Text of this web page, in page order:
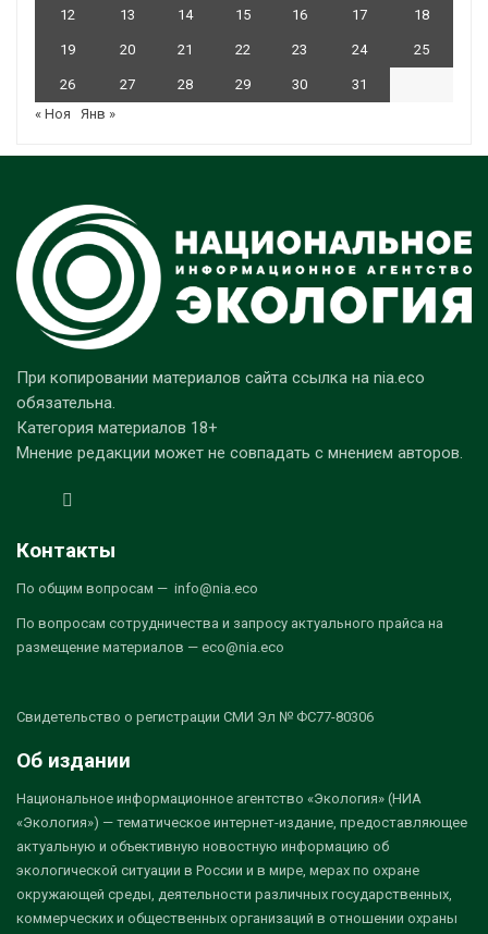
12 13 14 15 16 17 18
19 20 21 22 23 24 25
26 27 28 29 30
31
« Ноя
Янв »
При копировании материалов сайта ссылка на nia.eco
обязательна.
Категория материалов 18+
Мнение редакции может не совпадать с мнением авторов.
Контакты
По общим вопросам — info@nia.eco
По вопросам сотрудничества и запросу актуального прайса на
размещение материалов — eco@nia.eco
Свидетельство о регистрации СМИ Эл № ФС77-80306
Об издании
Национальное информационное агентство «Экология» (НИА
«Экология») — тематическое интернет-издание, предоставляющее
актуальную и объективную новостную информацию об
экологической ситуации в России и в мире, мерах по охране
окружающей среды, деятельности различных государственных,
коммерческих и общественных организаций в отношении охраны